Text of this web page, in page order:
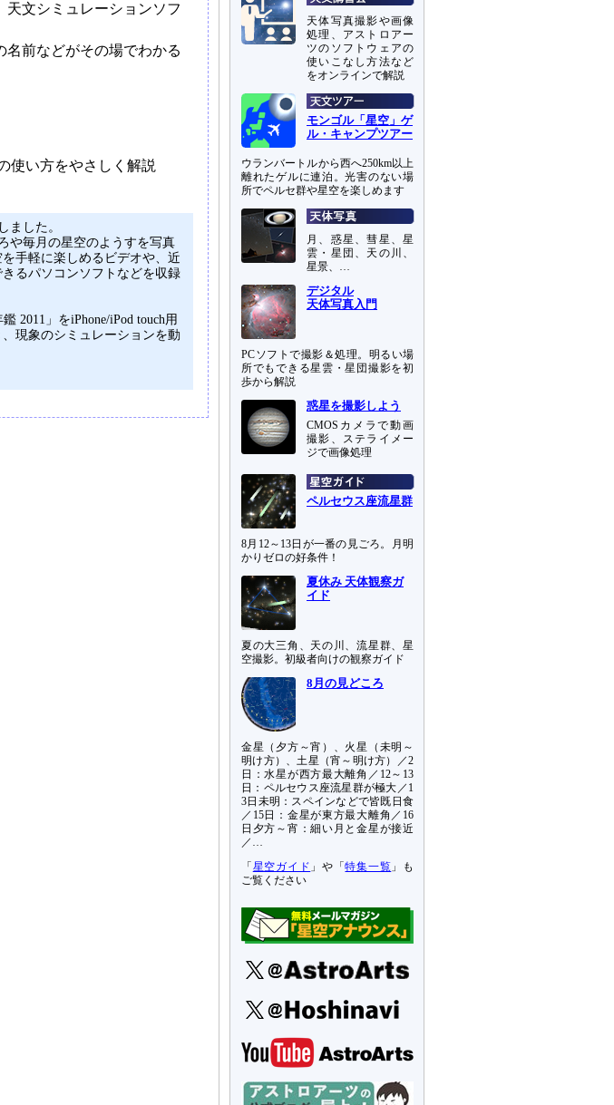
天文シミュレーションソフ
名前などがその場でわかる
使い方をやさしく解説
ました。
や毎月の星空のようすを写真
手軽に楽しめるビデオや、近
るパソコンソフトなどを収録
2011」をiPhone/iPod touch用
現象のシミュレーションを動
天体写真撮影や画像
処理、アストロアー
ツのソフトウェアの
使いこなし方法など
をオンラインで解説
モンゴル「星空」ゲ
ル・キャンプツアー
ウランバートルから西へ250km以上
離れたゲルに連泊。光害のない場
所でペルセ群や星空を楽しめます
月、惑星、彗星、星
雲・星団、天の川、
星景、…
デジタル
天体写真入門
PCソフトで撮影＆処理。明るい場
所でもできる星雲・星団撮影を初
歩から解説
惑星を撮影しよう
CMOSカメラで動画
撮影、ステライメー
ジで画像処理
ペルセウス座流星群
8月12～13日が一番の見ごろ。月明
かりゼロの好条件！
夏休み 天体観察ガ
イド
夏の大三角、天の川、流星群、星
空撮影。初級者向けの観察ガイド
8月の見どころ
金星（夕方～宵）、火星（未明～
明け方）、土星（宵～明け方）／2
日：水星が西方最大離角／12～13
日：ペルセウス座流星群が極大／1
3日未明：スペインなどで皆既日食
／15日：金星が東方最大離角／16
日夕方～宵：細い月と金星が接近
／…
「 星空ガイド 」や「特集一覧 」も
ご覧ください